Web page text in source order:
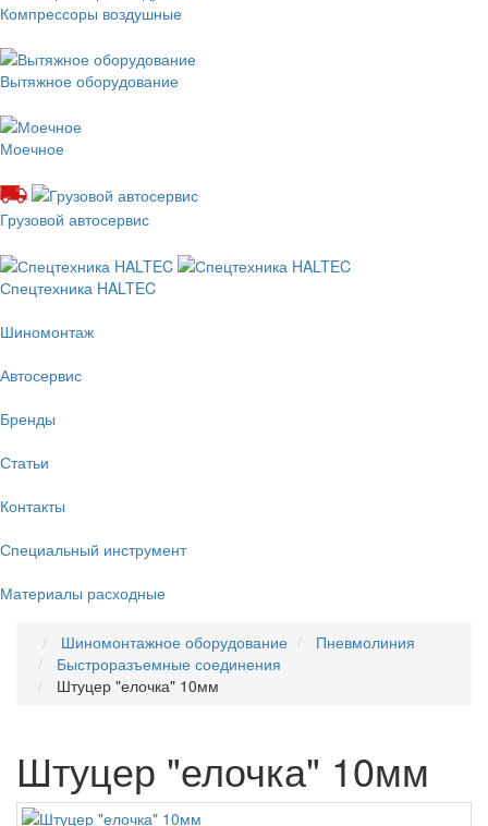
Компрессоры воздушные
Вытяжное оборудование
Моечное
Грузовой автосервис
Спецтехника HALTEC
Шиномонтаж
Автосервис
Бренды
Статьи
Контакты
Специальный инструмент
Материалы расходные
Шиномонтажное оборудование
Пневмолиния
Быстроразъемные соединения
Штуцер "елочка" 10мм
Штуцер "елочка" 10мм